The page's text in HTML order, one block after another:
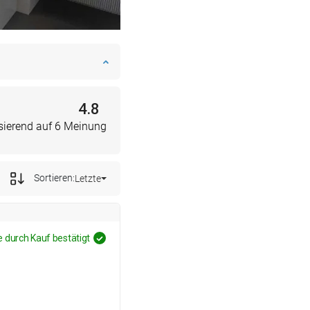
4.8
auf 6 Meinung
Sortieren:Letzte
durch Kauf bestätigt